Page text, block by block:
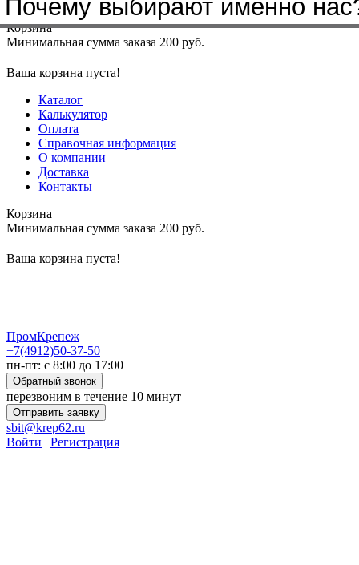
Меню+7(4912)50-37-50sbit@krep62.ru
Корзина
Минимальная сумма заказа 200 руб.
Ваша корзина пуста!
Каталог
Калькулятор
Оплата
Справочная информация
О компании
Доставка
Контакты
Корзина
Минимальная сумма заказа 200 руб.
Ваша корзина пуста!
ПромКрепеж
+7(4912)50-37-50
пн-пт: с 8:00 до 17:00
Обратный звонок
перезвоним в течение 10 минут
Отправить заявку
sbit@krep62.ru
Войти | Регистрация
Почему выбирают именно